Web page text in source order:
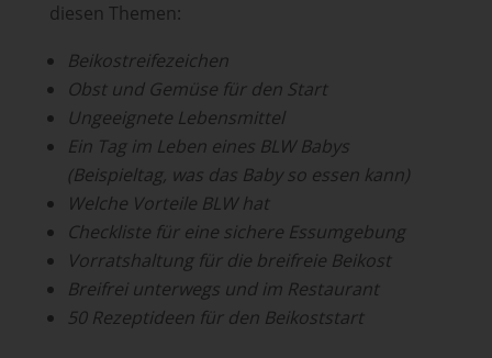
diesen Themen:
Beikostreifezeichen
Obst und Gemüse für den Start
Ungeeignete Lebensmittel
Ein Tag im Leben eines BLW Babys
(Beispieltag, was das Baby so essen kann)
Welche Vorteile BLW hat
Checkliste für eine sichere Essumgebung
Vorratshaltung für die breifreie Beikost
Breifrei unterwegs und im Restaurant
50 Rezeptideen für den Beikoststart